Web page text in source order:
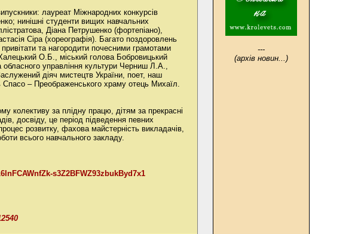
---
(архів новин...)
лауреат Міжнародних конкурсів
нинішні студенти вищих навчальних
Діана Петрушенко (фортепіано),
Сіра (хореографія). Багато поздоровлень
та нагородити почесними грамотами
О.Б., міський голова Бобровицький
управління культури Черниш Л.А.,
діяч мистецтв України, поет, наш
– Преображенського храму отець Михаїл.
колективу за плідну працю, дітям за прекрасні
досвіду, це період підведення певних
розвитку, фахова майстерність викладачів,
всього навчального закладу.
s3Z2BFWZ93zbukByd7x1